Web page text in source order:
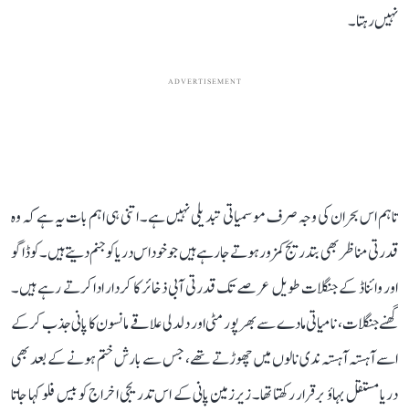
نہیں رہتا۔
ADVERTISEMENT
تاہم اس بحران کی وجہ صرف موسمیاتی تبدیلی نہیں ہے۔ اتنی ہی اہم بات یہ ہے کہ وہ
قدرتی مناظر بھی بتدریج کمزور ہوتے جا رہے ہیں جو خود اس دریا کو جنم دیتے ہیں۔ کوڈاگو
اور وائناڈ کے جنگلات طویل عرصے تک قدرتی آبی ذخائر کا کردار ادا کرتے رہے ہیں۔
گھنے جنگلات، نامیاتی مادے سے بھرپور مٹی اور دلدلی علاقے مانسون کا پانی جذب کر کے
اسے آہستہ آہستہ ندی نالوں میں چھوڑتے تھے، جس سے بارش ختم ہونے کے بعد بھی
دریا مستقل بہاؤ برقرار رکھتا تھا۔ زیرزمین پانی کے اس تدریجی اخراج کو بیس فلو کہا جاتا